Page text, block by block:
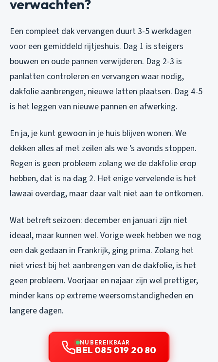
verwachten?
Een compleet dak vervangen duurt 3-5 werkdagen
voor een gemiddeld rijtjeshuis. Dag 1 is steigers
bouwen en oude pannen verwijderen. Dag 2-3 is
panlatten controleren en vervangen waar nodig,
dakfolie aanbrengen, nieuwe latten plaatsen. Dag 4-5
is het leggen van nieuwe pannen en afwerking.
En ja, je kunt gewoon in je huis blijven wonen. We
dekken alles af met zeilen als we ’s avonds stoppen.
Regen is geen probleem zolang we de dakfolie erop
hebben, dat is na dag 2. Het enige vervelende is het
lawaai overdag, maar daar valt niet aan te ontkomen.
Wat betreft seizoen: december en januari zijn niet
ideaal, maar kunnen wel. Vorige week hebben we nog
een dak gedaan in Frankrijk, ging prima. Zolang het
niet vriest bij het aanbrengen van de dakfolie, is het
geen probleem. Voorjaar en najaar zijn wel prettiger,
minder kans op extreme weersomstandigheden en
langere dagen.
NU BEREIKBAAR
BEL 085 019 20 80